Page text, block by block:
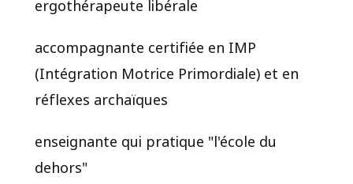
accompagnante certifiée en IMP
(Intégration Motrice Primordiale) et en
réflexes archaïques
enseignante qui pratique "l'école du
dehors"